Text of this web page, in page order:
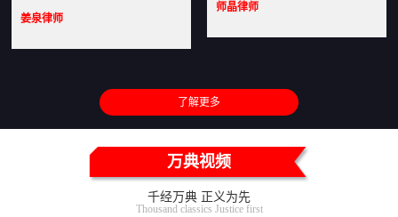
姜泉律师
师晶律师
了解更多
万典视频
千经万典 正义为先
Thousand classics Justice first